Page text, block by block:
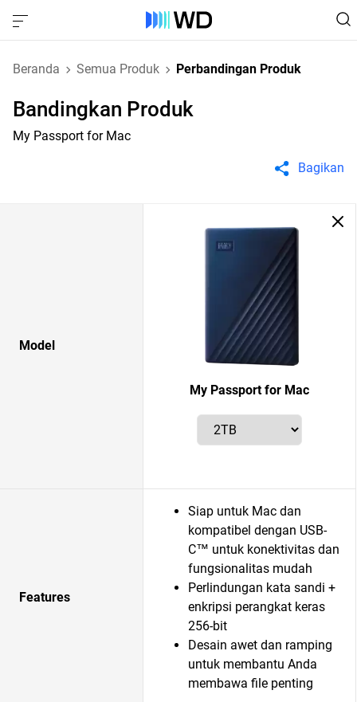
Beranda Semua Produk Perbandingan Produk
Bandingkan Produk
My Passport for Mac
Bagikan
Model
My Passport for Mac
Features
Siap untuk Mac dan
kompatibel dengan USB-
C™ untuk konektivitas dan
fungsionalitas mudah
Perlindungan kata sandi +
enkripsi perangkat keras
256-bit
Desain awet dan ramping
untuk membantu Anda
membawa file penting